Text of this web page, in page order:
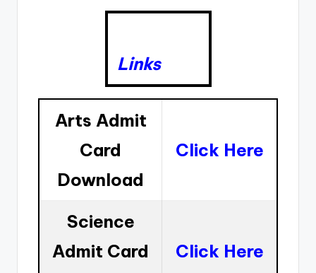
Links
Arts Admit
Card
Download
Click Here
Science
Admit Card
Click Here